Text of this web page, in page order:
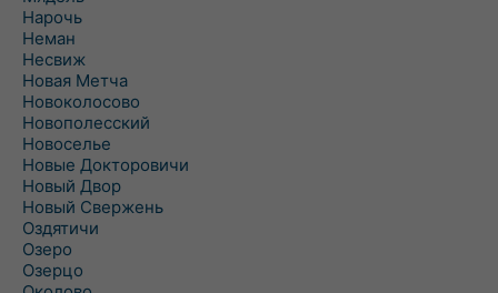
Нарочь
Неман
Несвиж
Новая Метча
Новоколосово
Новополесский
Новоселье
Новые Докторовичи
Новый Двор
Новый Свержень
Оздятичи
Озеро
Озерцо